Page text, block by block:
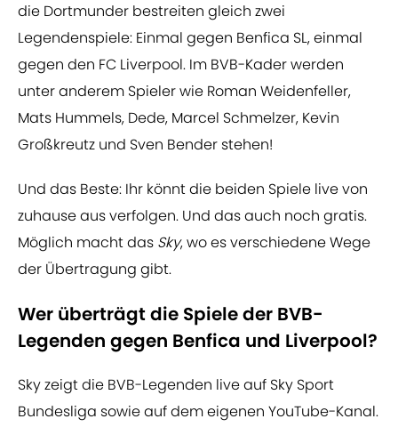
die Dortmunder bestreiten gleich zwei
Legendenspiele: Einmal gegen Benfica SL, einmal
gegen den FC Liverpool. Im BVB-Kader werden
unter anderem Spieler wie Roman Weidenfeller,
Mats Hummels, Dede, Marcel Schmelzer, Kevin
Großkreutz und Sven Bender stehen!
Und das Beste: Ihr könnt die beiden Spiele live von
zuhause aus verfolgen. Und das auch noch gratis.
Möglich macht das Sky, wo es verschiedene Wege
der Übertragung gibt.
Wer überträgt die Spiele der BVB-
Legenden gegen Benfica und Liverpool?
Sky zeigt die BVB-Legenden live auf Sky Sport
Bundesliga sowie auf dem eigenen YouTube-Kanal.